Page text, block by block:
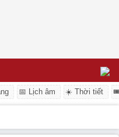
📅 Lịch âm ☀️ Thời tiết